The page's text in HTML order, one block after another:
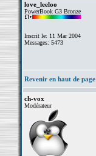
love_leeloo
PowerBook G3 Bronze
Inscrit le: 11 Mar 2004
Messages: 5473
Revenir en haut de page
ch-vox
Modérateur